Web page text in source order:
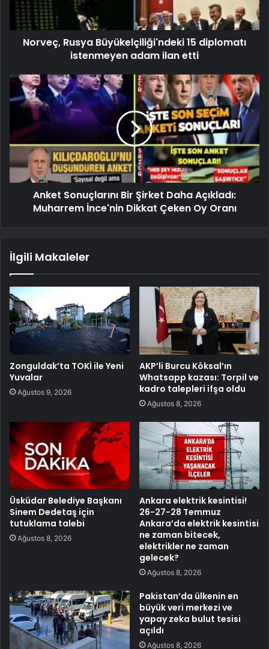
Norveç, Rusya Büyükelçiliği'ndeki 15 diplomatı
istenmeyen adam ilan etti
Anket Sonuçlarını Bir Şirket Daha Açıkladı:
Muharrem İnce'nin Dikkat Çeken Oy Oranı
İlgili Makaleler
Zonguldak’ta TOKİ ile Yeni
Yuvalar
Ağustos 9, 2026
AKP’li Burcu Köksal’ın
Whatsapp kazası: Torpil ve
kadro talepleri ifşa oldu
Ağustos 8, 2026
Üsküdar Belediye Başkanı
Sinem Dedetaş için
tutuklama talebi
Ağustos 8, 2026
Ankara elektrik kesintisi!
26-27-28 Temmuz
Ankara’da elektrik kesintisi
ne zaman bitecek,
elektrikler ne zaman
gelecek?
Ağustos 8, 2026
Pakistan’da ülkenin en
büyük veri merkezi ve
yapay zeka bulut tesisi
açıldı
Ağustos 8, 2026